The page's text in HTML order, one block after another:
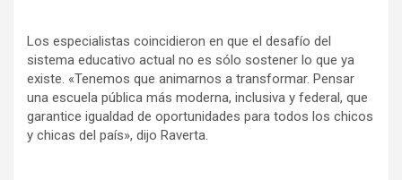
Los especialistas coincidieron en que el desafío del
sistema educativo actual no es sólo sostener lo que ya
existe. «Tenemos que animarnos a transformar. Pensar
una escuela pública más moderna, inclusiva y federal, que
garantice igualdad de oportunidades para todos los chicos
y chicas del país», dijo Raverta.